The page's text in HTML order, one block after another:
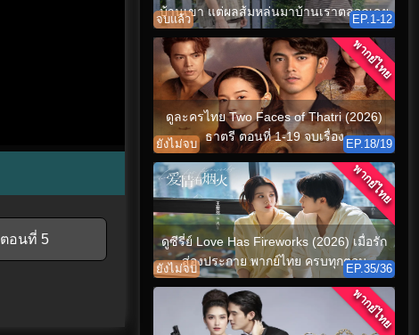
ตอนที่ 5
บ้านเขา แต่ผลส้มหล่นมาบ้านเราตลอดเลย
จบแล้ว EP.1-12
ดูละครไทย Two Faces of Thatri (2026)
ธาตรี ตอนที่ 1-19 จบเรื่อง
ยังไม่จบ EP.18/19
พากย์ไทย
ดูซีรี่ย์ Love Has Fireworks (2026) เมื่อรัก
ส่องประกาย พากย์ไทย ครบทุกตอน
ยังไม่จบ EP.35/36
พากย์ไทย
พากย์ไทย